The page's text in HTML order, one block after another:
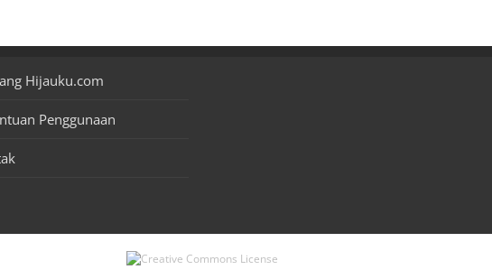
Hijauku.com
Penggunaan